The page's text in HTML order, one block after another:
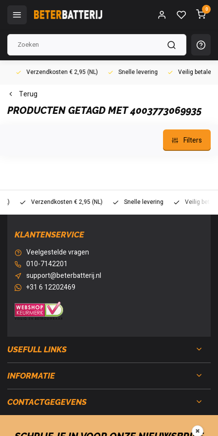
0
Verzendkosten € 2,95 (NL) Snelle levering Veilig betalen
Terug
PRODUCTEN GETAGD MET 4003773069935
Filters
Verzendkosten € 2,95 (NL) Snelle levering Veilig betalen
KLANTENSERVICE
Veelgestelde vragen
010-7142201
support@beterbatterij.nl
+31 6 12202469
USEFULL LINKS
INFORMATIE
CONTACTGEGEVENS
✖